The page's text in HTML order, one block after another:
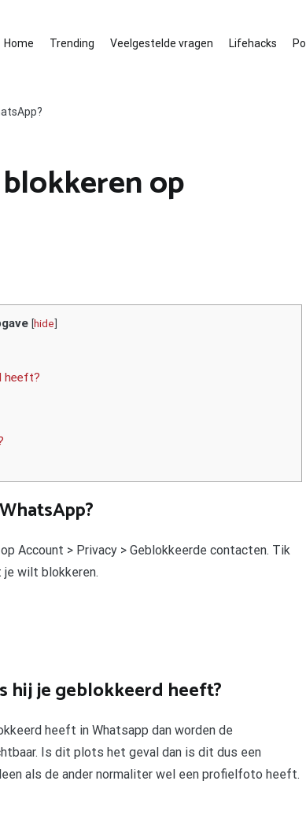
Home Trending Veelgestelde vragen Lifehacks
op
[hide]
heeft?
Account > Privacy > Geblokkeerde contacten. Tik
wilt blokkeren.
hij je geblokkeerd heeft?
heeft in Whatsapp dan worden de
Is dit plots het geval dan is dit dus een
als de ander normaliter wel een profielfoto heeft.